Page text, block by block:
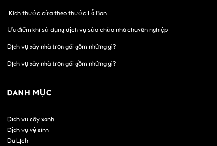
Kích thước cửa theo thước Lỗ Ban
Ưu điểm khi sử dụng dịch vụ sửa chữa nhà chuyên nghiệp
Dịch vụ xây nhà trọn gói gồm những gì?
Dịch vụ xây nhà trọn gói gồm những gì?
DANH MỤC
Dịch vụ cây xanh
Dịch vụ vệ sinh
Du Lịch